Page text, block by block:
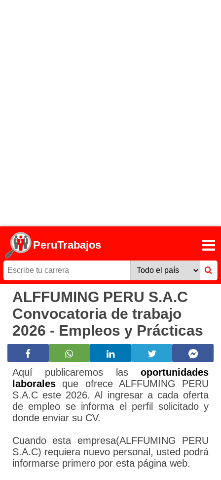
PeruTrabajos
ALFFUMING PERU S.A.C
Convocatoria de trabajo
2026 - Empleos y Prácticas
Aquí publicaremos las oportunidades
laborales que ofrece ALFFUMING PERU
S.A.C este 2026. Al ingresar a cada oferta
de empleo se informa el perfil solicitado y
donde enviar su CV.
Cuando esta empresa(ALFFUMING PERU
S.A.C) requiera nuevo personal, usted podrá
informarse primero por esta página web.